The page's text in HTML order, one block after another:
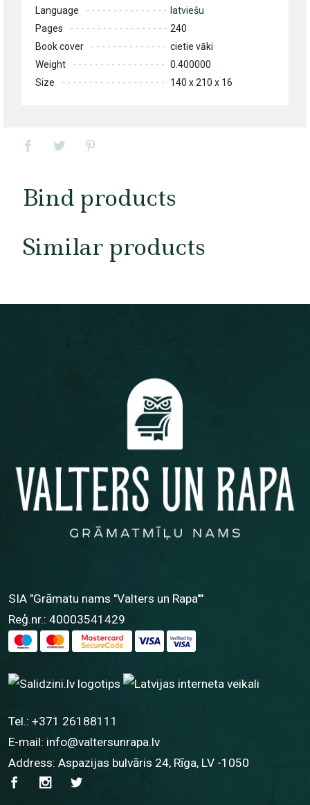
Language
latviešu
Pages
240
Book cover
cietie vāki
Weight
0.400000
Size
140 x 210 x 16
Bind products
Similar products
SIA "Grāmatu nams "Valters un Rapa""
Reģ.nr.: 40003541429
Tel.: +371 26188111
E-mail: info@valtersunrapa.lv
Address: Aspazijas bulvāris 24, Rīga, LV -1050